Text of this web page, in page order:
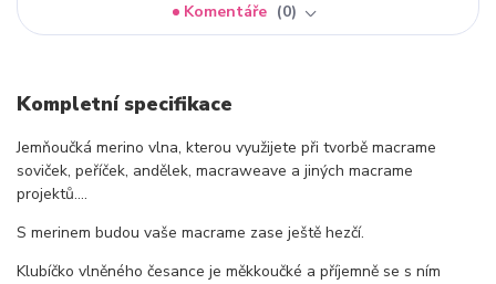
Komentáře
0
Kompletní specifikace
Jemňoučká merino vlna, kterou využijete při tvorbě macrame
soviček, peříček, andělek, macraweave a jiných macrame
projektů....
S merinem budou vaše macrame zase ještě hezčí.
Klubíčko vlněného česance je měkkoučké a příjemně se s ním